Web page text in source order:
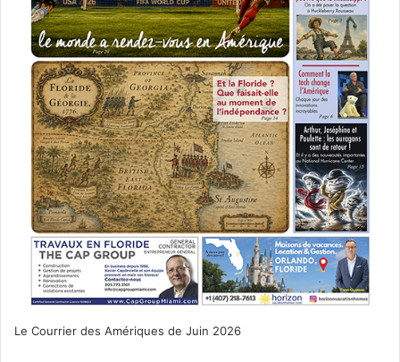
Le Courrier des Amériques de Juin 2026